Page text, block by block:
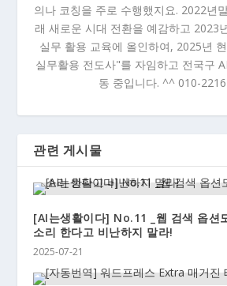
의나 코칭을 주로 수행했지요. 2022년
래 새로운 시대 전환을 예감하고 2023
실무 활용 교육에 올인하여, 2025년
실무활용 전도사"를 자임하고 전국구
동 중입니다. ^^ 010-
관련 게시물
[AI는생활이다] No.11 _웹 검색 옵션
소리 한다고 비난하지 말라!
2025-07-21